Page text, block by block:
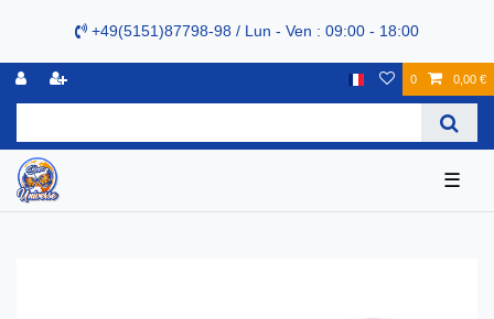
+49(5151)87798-98 / Lun - Ven : 09:00 - 18:00
0 0,00 €
☰